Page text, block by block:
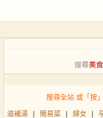
搜尋全站 或「按
滋補湯 | 簡易菜 | 婦女 |